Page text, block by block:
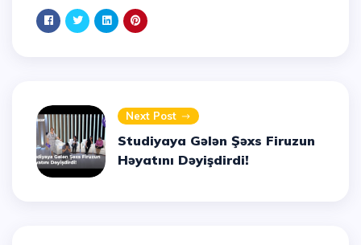
Next Post
Studiyaya Gələn Şəxs Firuzun
Həyatını Dəyişdirdi!